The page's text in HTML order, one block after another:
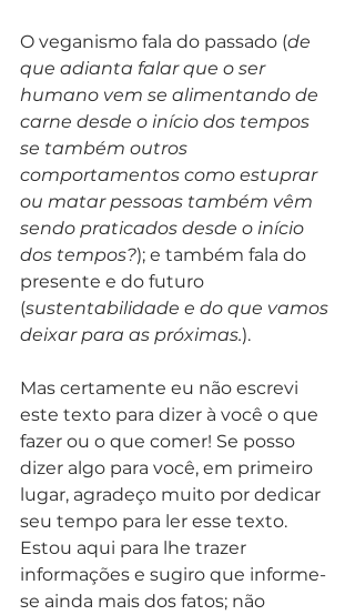
O veganismo fala do passado (de
que adianta falar que o ser
humano vem se alimentando de
carne desde o início dos tempos
se também outros
comportamentos como estuprar
ou matar pessoas também vêm
sendo praticados desde o início
dos tempos?); e também fala do
presente e do futuro
(sustentabilidade e do que vamos
deixar para as próximas.).
Mas certamente eu não escrevi
este texto para dizer à você o que
fazer ou o que comer! Se posso
dizer algo para você, em primeiro
lugar, agradeço muito por dedicar
seu tempo para ler esse texto.
Estou aqui para lhe trazer
informações e sugiro que informe-
se ainda mais dos fatos; não